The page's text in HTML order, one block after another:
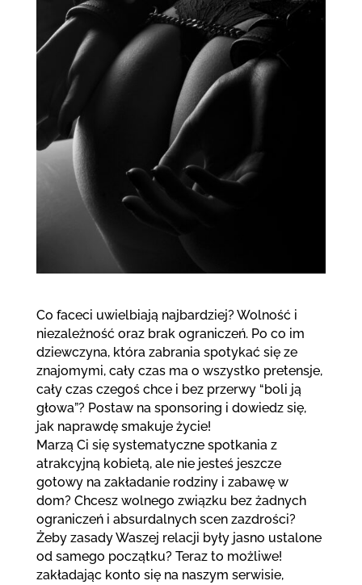
Co faceci uwielbiają najbardziej? Wolność i
niezależność oraz brak ograniczeń. Po co im
dziewczyna, która zabrania spotykać się ze
znajomymi, cały czas ma o wszystko pretensje,
cały czas czegoś chce i bez przerwy “boli ją
głowa”? Postaw na sponsoring i dowiedz się,
jak naprawdę smakuje życie!
Marzą Ci się systematyczne spotkania z
atrakcyjną kobietą, ale nie jesteś jeszcze
gotowy na zakładanie rodziny i zabawę w
dom? Chcesz wolnego związku bez żadnych
ograniczeń i absurdalnych scen zazdrości?
Żeby zasady Waszej relacji były jasno ustalone
od samego początku? Teraz to możliwe!
zakładając konto się na naszym serwisie,